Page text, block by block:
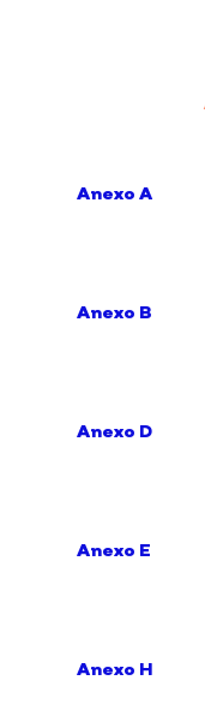
Anexo A
Anexo B
Anexo D
Anexo E
Anexo H